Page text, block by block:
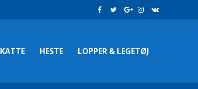
KATTE HESTE LOPPER & LEGETØJ